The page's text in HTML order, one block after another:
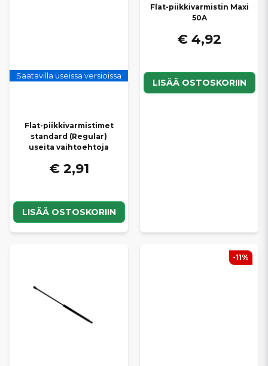
Saatavilla useissa versioissa
Flat-piikkivarmistimet
standard (Regular)
useita vaihtoehtoja
€ 2,91
LISÄÄ OSTOSKORIIN
Flat-piikkivarmistin Maxi
50A
€ 4,92
LISÄÄ OSTOSKORIIN
-11%